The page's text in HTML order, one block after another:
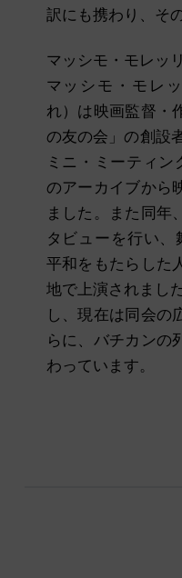
訳にも携わり、そ
マッシモ・モレッリ
マッシモ・モレ
れ）は映画監督・
の友の会」の創設
ミニ・ミーティン
のアーカイブから
ました。また同年
タビューを行い
平和をもたらした
地で上演されまし
し、現在は同会の
らに、バチカンの
わっています。